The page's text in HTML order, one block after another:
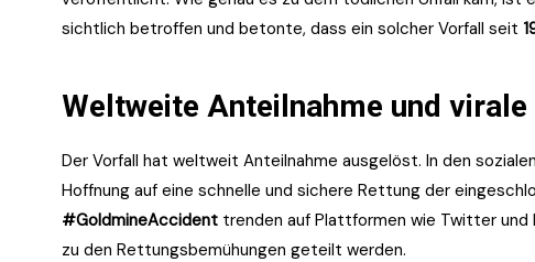
sichtlich betroffen und betonte, dass ein solcher Vorfall seit
Weltweite Anteilnahme und virale
Der Vorfall hat weltweit Anteilnahme ausgelöst. In den
Hoffnung auf eine schnelle und sichere Rettung der
#GoldmineAccident trenden auf Plattformen wie Twitter und
zu den Rettungsbemühungen geteilt werden.